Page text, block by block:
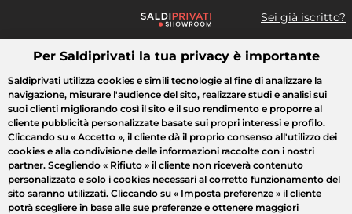
Sei già iscritto?
Cosa cerchi?
Tutte le vendite Moda Casa Bellezza Elettrodomestici
Per Saldiprivati la tua privacy è importante
Saldiprivati utilizza cookies e simili tecnologie al fine di analizzare la
navigazione, misurare l'audience del sito, realizzare studi e analisi sui
suoi clienti migliorando così il sito e il suo rendimento e proporre al
cliente pubblicità personalizzate basate sui propri interessi e profilo.
Cliccando su « Accetto », il cliente dà il proprio consenso all'utilizzo dei
cookies e alla condivisione delle informazioni raccolte con i nostri
partner. Scegliendo « Rifiuto » il cliente non riceverà contenuto
personalizzato e solo i cookies necessari al corretto funzionamento del
sito saranno utilizzati. Cliccando su « Imposta preferenze » il cliente
potrà scegliere in base alle sue preferenze e ottenere maggiori